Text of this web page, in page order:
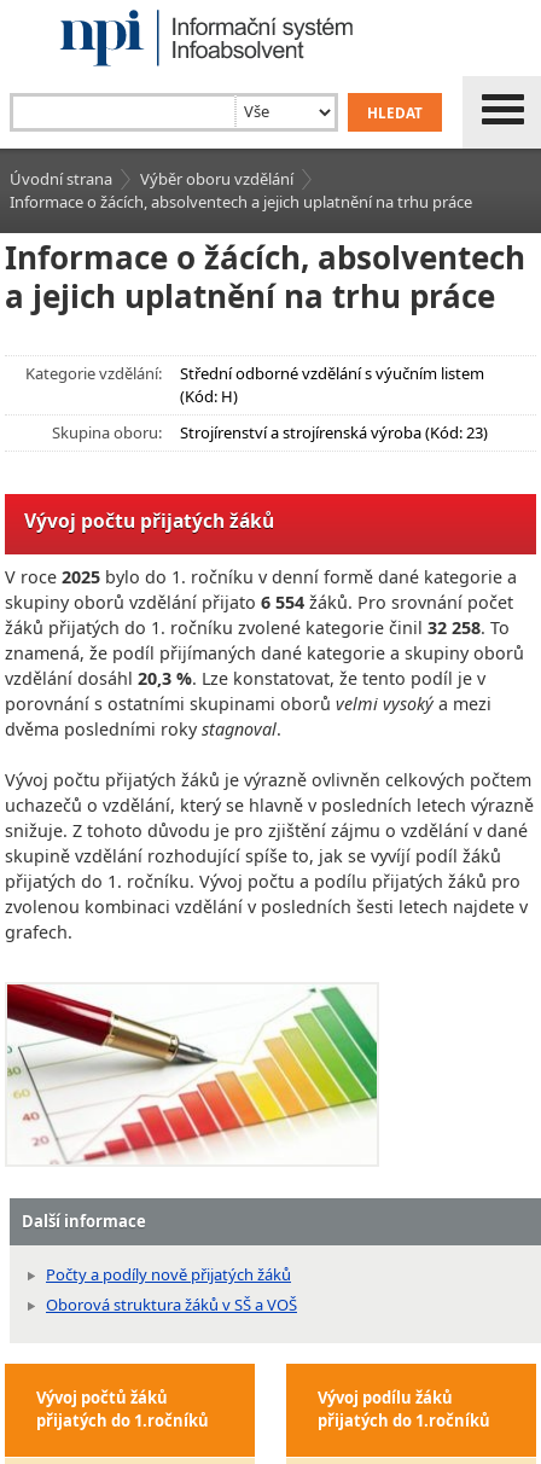
Úvodní strana
Výběr oboru vzdělání
Informace o žácích, absolventech a jejich uplatnění na trhu práce
Informace o žácích, absolventech
a jejich uplatnění na trhu práce
Kategorie vzdělání:
Střední odborné vzdělání s výučním listem
(Kód: H)
Skupina oboru:
Strojírenství a strojírenská výroba (Kód: 23)
Vývoj počtu přijatých žáků
V roce 2025 bylo do 1. ročníku v denní formě dané kategorie a
skupiny oborů vzdělání přijato 6 554 žáků. Pro srovnání počet
žáků přijatých do 1. ročníku zvolené kategorie činil 32 258. To
znamená, že podíl přijímaných dané kategorie a skupiny oborů
vzdělání dosáhl 20,3 %. Lze konstatovat, že tento podíl je v
porovnání s ostatními skupinami oborů velmi vysokýa mezi
dvěma posledními rokystagnoval.
Vývoj počtu přijatých žáků je výrazně ovlivněn celkových počtem
uchazečů o vzdělání, který se hlavně v posledních letech výrazně
snižuje. Z tohoto důvodu je pro zjištění zájmu o vzdělání v dané
skupině vzdělání rozhodující spíše to, jak se vyvíjí podíl žáků
přijatých do 1. ročníku. Vývoj počtu a podílu přijatých žáků pro
zvolenou kombinaci vzdělání v posledních šesti letech najdete v
grafech.
Další informace
Počty a podíly nově přijatých žáků
Oborová struktura žáků v SŠ a VOŠ
Vývoj počtů žáků
přijatých do 1.ročníků
Vývoj podílu žáků
přijatých do 1.ročníků